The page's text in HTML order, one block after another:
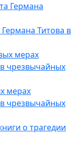
Титова в
мерах
чрезвычайных